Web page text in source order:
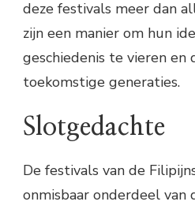
deze festivals meer dan
zijn een manier om hun
geschiedenis te vieren en
toekomstige generaties.
Slotgedachte
De festivals van de
onmisbaar onderdeel